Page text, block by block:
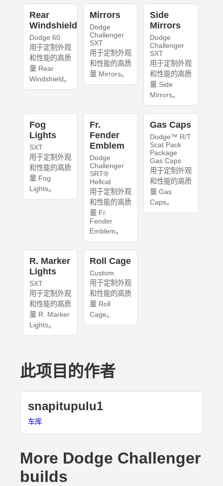
Rear
Windshield
Dodge 60
用于定制外观
和性能的高质
量 Rear
Windshield。
Mirrors
Dodge
Challenger
SXT
用于定制外观
和性能的高质
量 Mirrors。
Side
Mirrors
Dodge
Challenger
SXT
用于定制外观
和性能的高质
量 Side
Mirrors。
Fog
Lights
SXT
用于定制外观
和性能的高质
量 Fog
Lights。
Fr.
Fender
Emblem
Dodge
Challenger
SRT®
Hellcat
用于定制外观
和性能的高质
量 Fr.
Fender
Emblem。
Gas Caps
Dodge™ R/T
Scat Pack
Package
Gas Caps
用于定制外观
和性能的高质
量 Gas
Caps。
R. Marker
Lights
SXT
用于定制外观
和性能的高质
量 R. Marker
Lights。
Roll Cage
Custom
用于定制外观
和性能的高质
量 Roll
Cage。
此项目的作者
snapitupulu1
车库
More Dodge Challenger
builds